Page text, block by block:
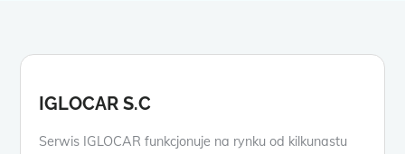
IGLOCAR S.C
Serwis IGLOCAR funkcjonuje na rynku od kilkunastu